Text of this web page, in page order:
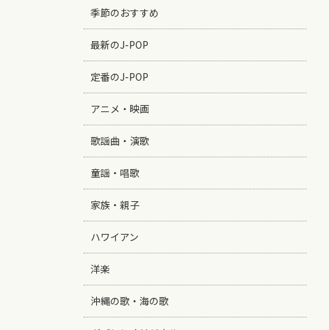
季節のおすすめ
最新のJ-POP
定番のJ-POP
アニメ・映画
歌謡曲・演歌
童謡・唱歌
家族・親子
ハワイアン
洋楽
沖縄の歌・海の歌